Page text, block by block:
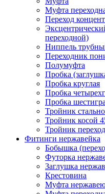
Муфта
Переход
переходной)
Ниппель
Переходник
Полумуфта
Пробка
Пробка круглая
Пробка
Пробка
Тройник
Тройник косой
Тройник
Фитинги нержавейка
Бобышка
Футорка
Заглушка
Крестовина
Муфта